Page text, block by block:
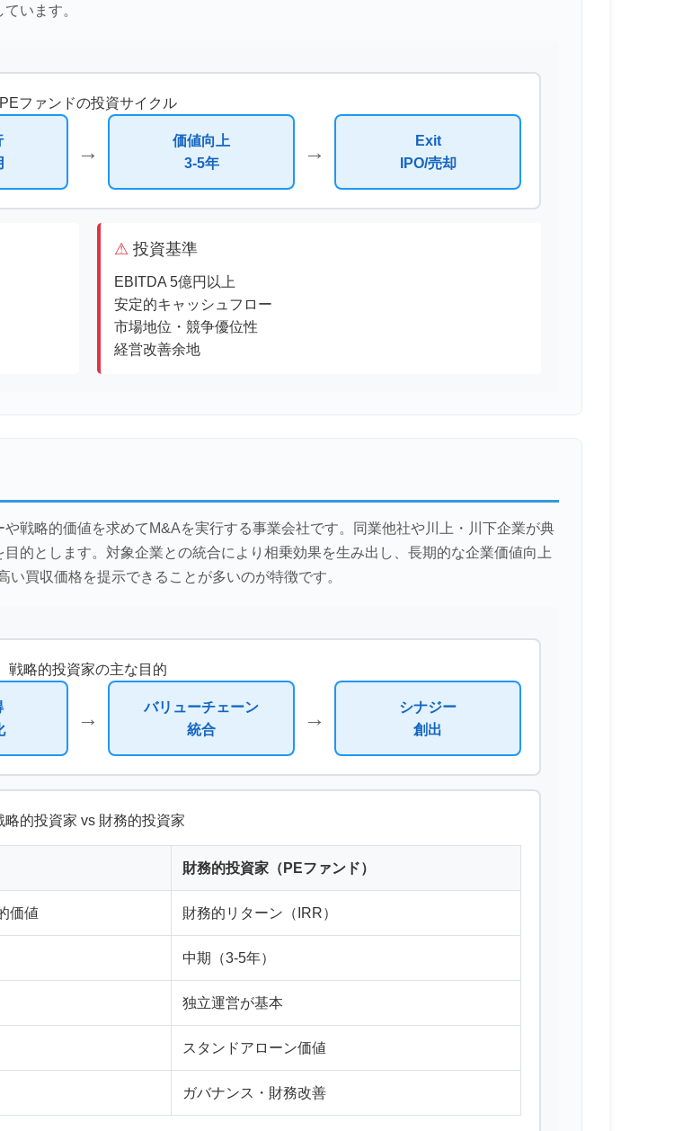
います。
PEファンドの投資サイクル
→
価値向上
3-5年
→
Exit
IPO/売却
投資基準
EBITDA 5億円以上
安定的キャッシュフロー
市場地位・競争優位性
経営改善余地
戦略的価値を求めてM&Aを実行する事業会社です。同業他社や川上・川下企業が典
的とします。対象企業との統合により相乗効果を生み出し、長期的な企業価値向上
買収価格を提示できることが多いのが特徴です。
戦略的投資家の主な目的
→
バリューチェーン
統合
→
シナジー
創出
略的投資家 vs 財務的投資家
財務的投資家（PEファンド）
価値 財務的リターン（IRR）
中期（3-5年）
独立運営が基本
スタンドアローン価値
ガバナンス・財務改善